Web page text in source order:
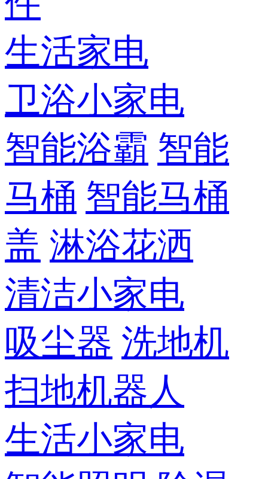
生活家电
卫浴小家电
智能浴霸 智能
马桶 智能马桶
盖 淋浴花洒
清洁小家电
吸尘器 洗地机
扫地机器人
生活小家电